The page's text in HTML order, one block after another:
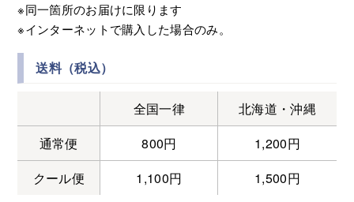
※同一箇所のお届けに限ります
※インターネットで購入した場合のみ。
送料（税込）
全国一律
北海道・沖縄
通常便
800円
1,200円
クール便
1,100円 1,500円